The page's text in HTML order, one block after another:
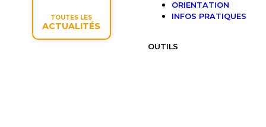
TOUTES LES
ACTUALITÉS
ORIENTATION
INFOS PRATIQUES
OUTILS